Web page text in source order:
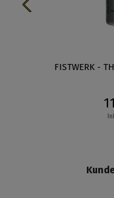
FISTWERK -